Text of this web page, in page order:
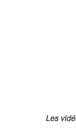
Les
Les